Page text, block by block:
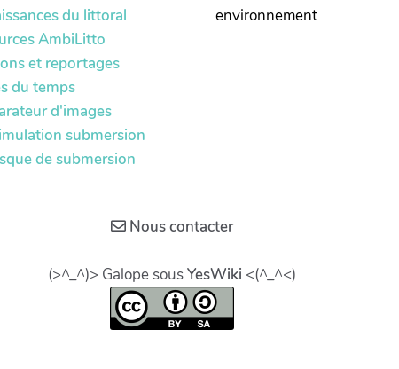
du littoral
AmbiLitto
et reportages
du temps
d'images
submersion
de submersion
environnement
Nous contacter
(>^_^)> Galope sousYesWiki <(^_^<)